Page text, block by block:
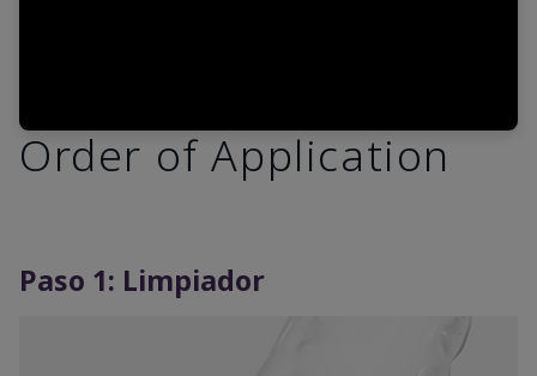
Order of Application
Paso 1: Limpiador